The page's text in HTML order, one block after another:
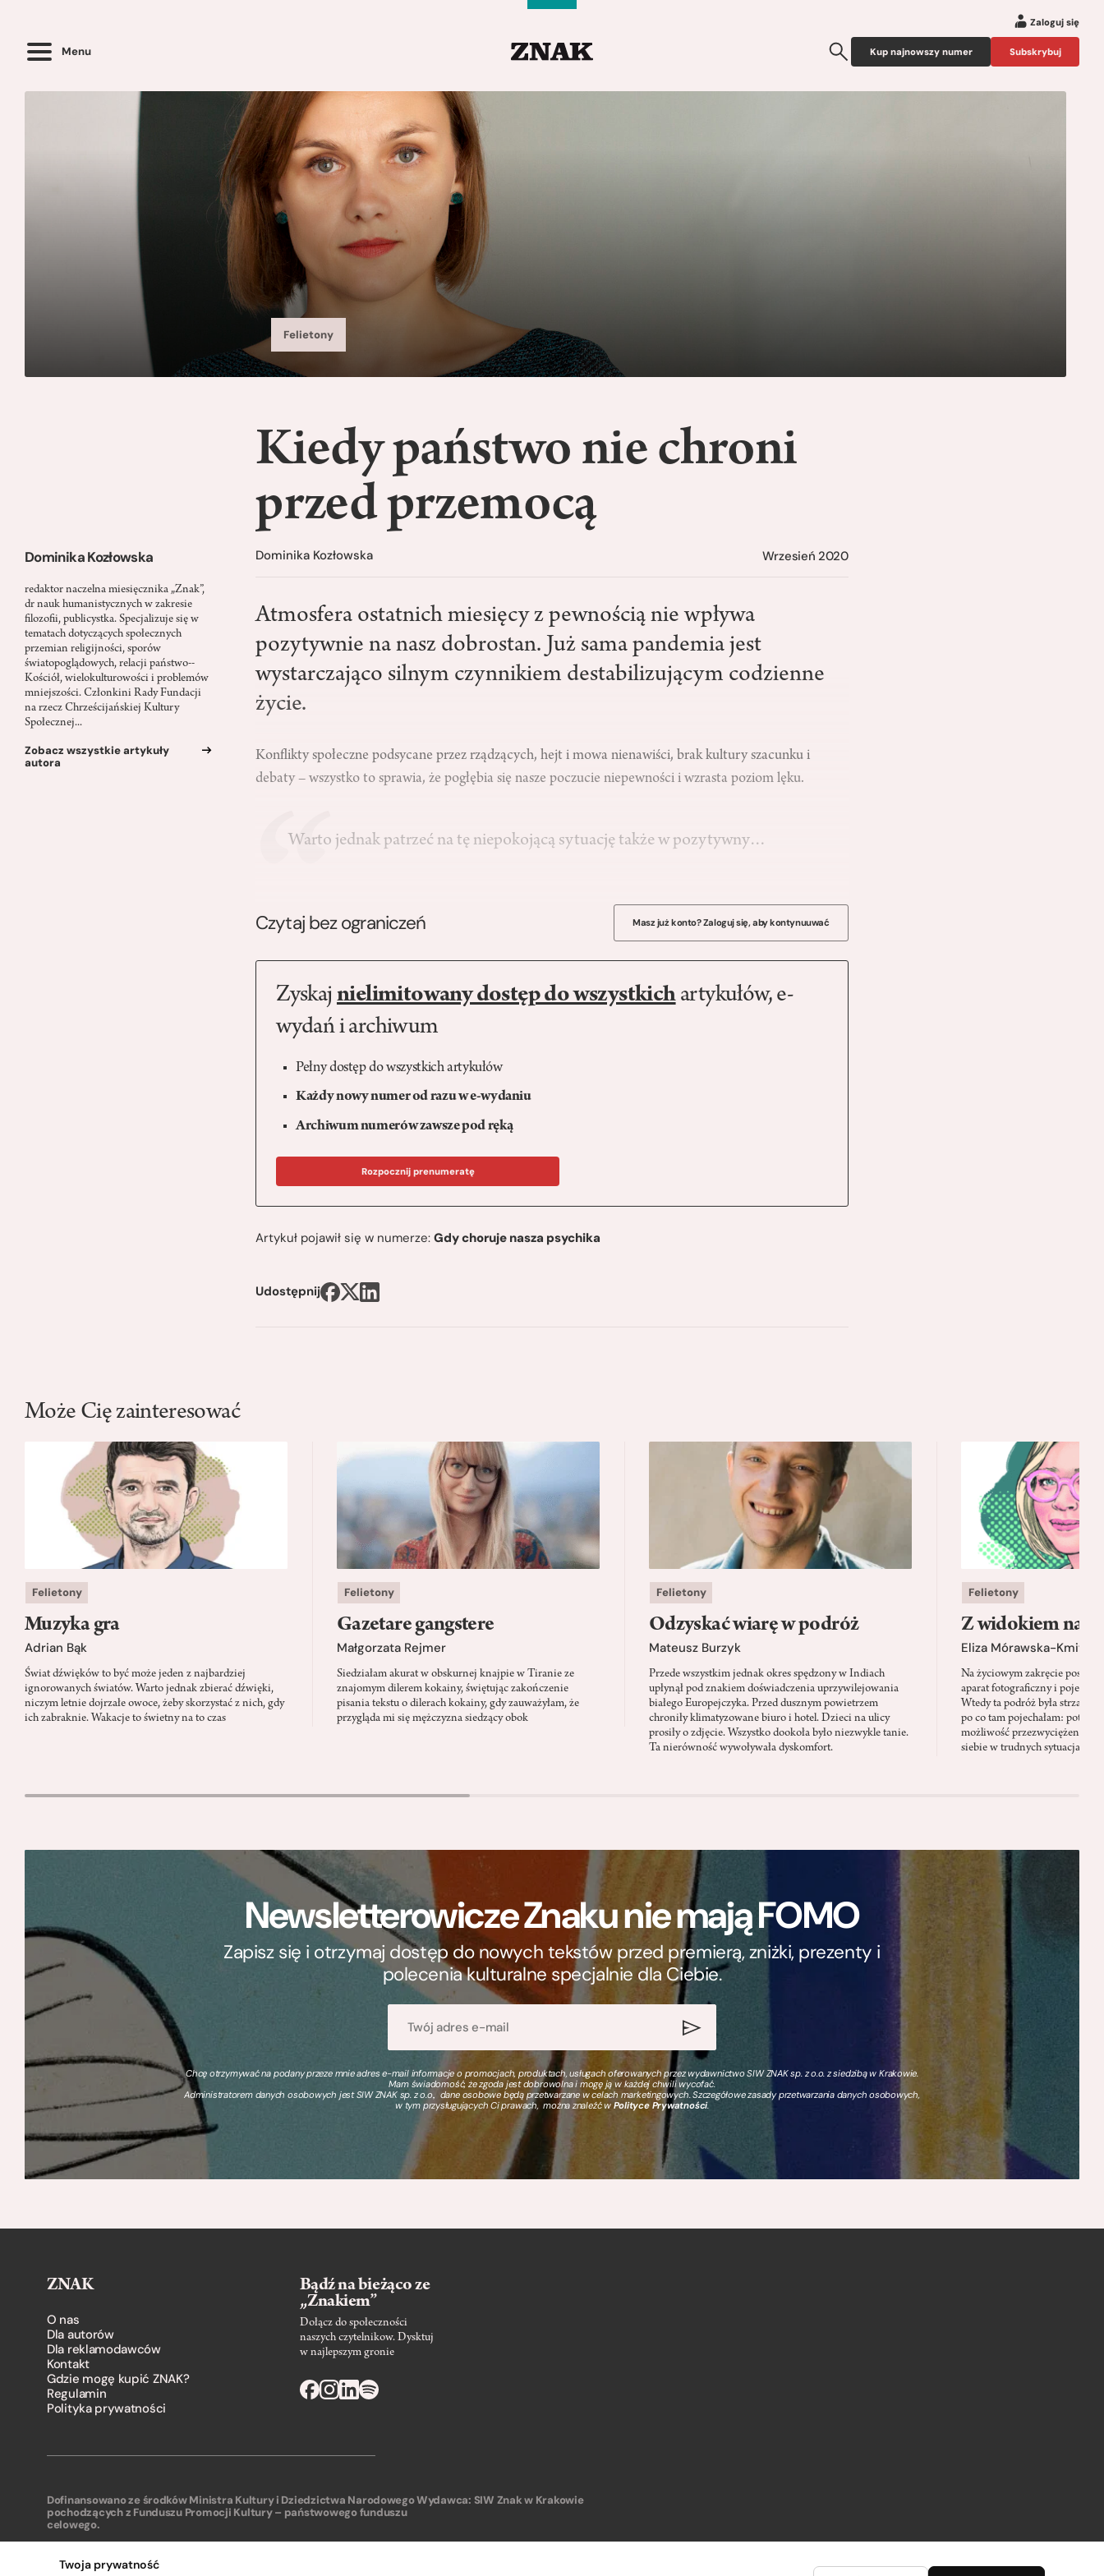
Menu
Zaloguj się
Kup najnowszy numer Subskrybuj
Felietony
Dominika Kozłowska
redaktor naczelna miesięcznika „Znak”,
dr nauk humanistycznych w zakresie
filozofii, publicystka. Specjalizuje się w
tematach dotyczących społecznych
przemian religijności, sporów
światopoglądowych, relacji państwo-­
Kościół, wielokulturowości i problemów
mniejszości. Członkini Rady Fundacji
na rzecz Chrześcijańskiej Kultury
Społecznej...
Zobacz wszystkie artykuły
autora
Kiedy państwo nie chroni
przed przemocą
Dominika Kozłowska Wrzesień 2020
Atmosfera ostatnich miesięcy z pewnością nie wpływa
pozytywnie na nasz dobrostan. Już sama pandemia jest
wystarczająco silnym czynnikiem destabilizującym codzienne
życie.
Konflikty społeczne podsycane przez rządzących, hejt i mowa nienawiści, brak kultury szacunku i
debaty – wszystko to sprawia, że pogłębia się nasze poczucie niepewności i wzrasta poziom lęku.
Warto jednak patrzeć na tę niepokojącą sytuację także w pozytywny…
Czytaj bez ograniczeń Masz już konto? Zaloguj się, aby kontynuuwać
Zyskaj nielimitowany dostęp do wszystkichartykułów, e-
wydań i archiwum
Pełny dostęp do wszystkich artykułów
Każdy nowy numer od razu w e-wydaniu
Archiwum numerów zawsze pod ręką
Rozpocznij prenumeratę
Artykuł pojawił się w numerze:Gdy choruje nasza psychika
Udostępnij
Może Cię zainteresować
Felietony
Muzyka gra
Adrian Bąk
Świat dźwięków to być może jeden z najbardziej
ignorowanych światów. Warto jednak zbierać dźwięki,
niczym letnie dojrzałe owoce, żeby skorzystać z nich, gdy
ich zabraknie. Wakacje to świetny na to czas
Felietony
Gazetare gangstere
Małgorzata Rejmer
Siedziałam akurat w obskurnej knajpie w Tiranie ze
znajomym dilerem kokainy, świętując zakończenie
pisania tekstu o dilerach kokainy, gdy zauważyłam, że
przygląda mi się mężczyzna siedzący obok
Felietony
Odzyskać wiarę w podróż
Mateusz Burzyk
Przede wszystkim jednak okres spędzony w Indiach
upłynął pod znakiem doświadczenia uprzywilejowania
białego Europejczyka. Przed dusznym powietrzem
chroniły klimatyzowane biuro i hotel. Dzieci na ulicy
prosiły o zdjęcie. Wszystko dookoła było niezwykle tanie.
Ta nierówność wywoływała dyskomfort.
Felietony
Z widokiem na
Eliza Mórawska-Kmita
Na życiowym zakręcie
aparat fotograficzny i
Wtedy ta podróż była
po co tam pojechałam:
możliwość przezwyciężenia
siebie w trudnych sytuacjach
Newsletterowicze Znaku nie mają FOMO
Zapisz się i otrzymaj dostęp do nowych tekstów przed premierą, zniżki, prezenty i
polecenia kulturalne specjalnie dla Ciebie.
Chcę otrzymywać na podany przeze mnie adres e-mail informacje o promocjach, produktach, usługach oferowanych przez wydawnictwo SIW ZNAK sp. z o.o. z siedzibą w Krakowie.
Mam świadomość, że zgoda jest dobrowolna i mogę ją w każdej chwili wycofać.
Administratorem danych osobowych jest SIW ZNAK sp. z o.o., dane osobowe będą przetwarzane w celach marketingowych. Szczegółowe zasady przetwarzania danych osobowych,
w tym przysługujących Ci prawach, można znaleźć wPolityce Prywatności.
ZNAK
O nas
Dla autorów
Dla reklamodawców
Kontakt
Gdzie mogę kupić ZNAK?
Regulamin
Polityka prywatności
Bądź na bieżąco ze
„Znakiem”
Dołącz do społeczności
naszych czytelnikow. Dysktuj
w najlepszym gronie
Dofinansowano ze środków Ministra Kultury i Dziedzictwa Narodowego
pochodzących z Funduszu Promocji Kultury – państwowego funduszu
celowego.
Wydawca: SIW Znak w Krakowie
Twoja prywatność